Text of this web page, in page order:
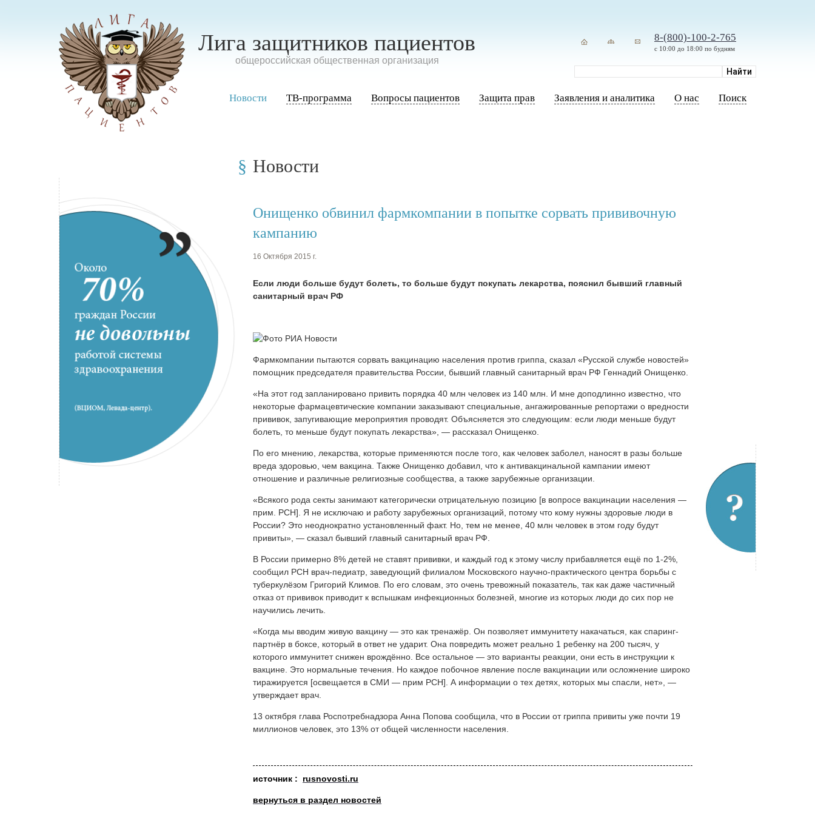
Лига защитников пациентов
oбщероссийская общественная организация
8-(800)-100-2-765
с 10:00 до 18:00 по будням
Новости ТВ-программа Вопросы пациентов Защита прав Заявления и аналитика О нас Поиск
Новости
Онищенко обвинил фармкомпании в попытке сорвать прививочную
кампанию
16 Октября 2015 г.
Если люди больше будут болеть, то больше будут покупать лекарства, пояснил бывший главный
санитарный врач РФ
Фармкомпании пытаются сорвать вакцинацию населения против гриппа, сказал «Русской службе новостей»
помощник председателя правительства России, бывший главный санитарный врач РФ Геннадий Онищенко.
«На этот год запланировано привить порядка 40 млн человек из 140 млн. И мне доподлинно известно, что
некоторые фармацевтические компании заказывают специальные, ангажированные репортажи о вредности
прививок, запугивающие мероприятия проводят. Объясняется это следующим: если люди меньше будут
болеть, то меньше будут покупать лекарства», — рассказал Онищенко.
По его мнению, лекарства, которые применяются после того, как человек заболел, наносят в разы больше
вреда здоровью, чем вакцина. Также Онищенко добавил, что к антивакцинальной кампании имеют
отношение и различные религиозные сообщества, а также зарубежные организации.
«Всякого рода секты занимают категорически отрицательную позицию [в вопросе вакцинации населения —
прим. РСН]. Я не исключаю и работу зарубежных организаций, потому что кому нужны здоровые люди в
России? Это неоднократно установленный факт. Но, тем не менее, 40 млн человек в этом году будут
привиты», — сказал бывший главный санитарный врач РФ.
В России примерно 8% детей не ставят прививки, и каждый год к этому числу прибавляется ещё по 1-2%,
сообщил РСН врач-педиатр, заведующий филиалом Московского научно-практического центра борьбы с
туберкулёзом Григорий Климов. По его словам, это очень тревожный показатель, так как даже частичный
отказ от прививок приводит к вспышкам инфекционных болезней, многие из которых люди до сих пор не
научились лечить.
«Когда мы вводим живую вакцину — это как тренажёр. Он позволяет иммунитету накачаться, как спаринг-
партнёр в боксе, который в ответ не ударит. Она повредить может реально 1 ребенку на 200 тысяч, у
которого иммунитет снижен врождённо. Все остальное — это варианты реакции, они есть в инструкции к
вакцине. Это нормальные течения. Но каждое побочное явление после вакцинации или осложнение широко
тиражируется [освещается в СМИ — прим РСН]. А информации о тех детях, которых мы спасли, нет», —
утверждает врач.
13 октября глава Роспотребнадзора Анна Попова сообщила, что в России от гриппа привиты уже почти 19
миллионов человек, это 13% от общей численности населения.
источник : rusnovosti.ru
вернуться в раздел новостей